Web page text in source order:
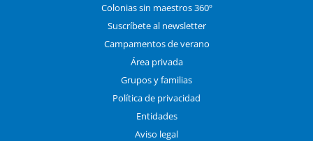
Colonias sin maestros 360º
Suscríbete al newsletter
Campamentos de verano
Área privada
Grupos y familias
Política de privacidad
Entidades
Aviso legal